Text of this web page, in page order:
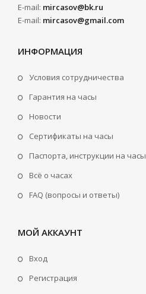
E-mail: mircasov@bk.ru
E-mail: mircasov@gmail.com
ИНФОРМАЦИЯ
Условия сотрудничества
Гарантия на часы
Новости
Сертификаты на часы
Паспорта, инструкции на часы
Всё о часах
FAQ (вопросы и ответы)
МОЙ АККАУНТ
Вход
Регистрация